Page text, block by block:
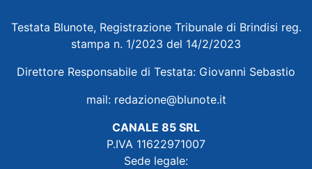
Testata Blunote, Registrazione Tribunale di Brindisi reg.
stampa n. 1/2023 del 14/2/2023
Direttore Responsabile di Testata: Giovanni Sebastio
mail: redazione@blunote.it
CANALE 85 SRL
P.IVA 11622971007
Sede legale: